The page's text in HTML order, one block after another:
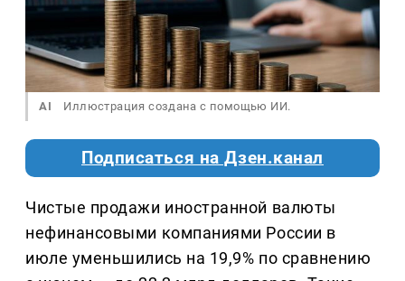
AI Иллюстрация создана с помощью ИИ.
Подписаться на Дзен.канал
Чистые продажи иностранной валюты
нефинансовыми компаниями России в
июле уменьшились на 19,9% по сравнению